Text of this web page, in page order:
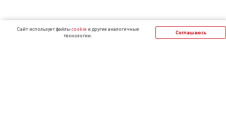
Cайт использует файлы cookie и другие аналогичные
технологии.
Соглашаюсь